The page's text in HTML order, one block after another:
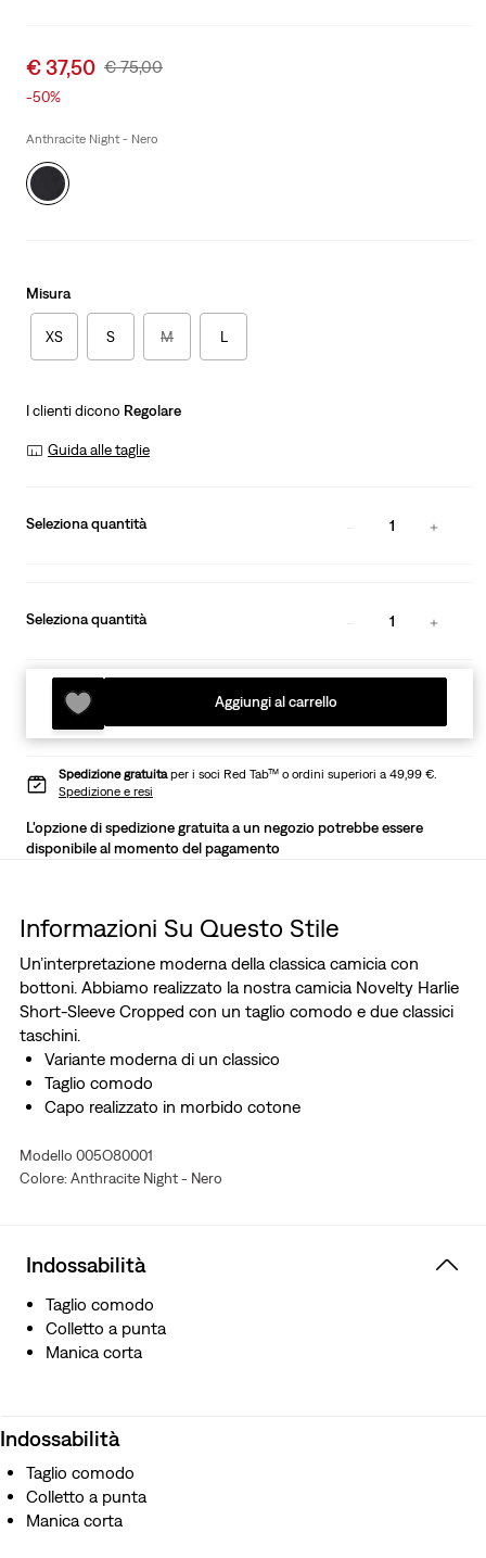
Sale
price
€ 37,50 Original
€ 75,00
-50%
Anthracite Night - Nero
Misura
XS S M L
I clienti dicono Regolare
Guida alle taglie
Seleziona quantità 1
Seleziona quantità 1
Aggiungi al carrello
Spedizione gratuitaper i soci Red Tab™ o ordini superiori a 49,99 €.
Spedizione e resi
L'opzione di spedizione gratuita a un negozio potrebbe essere
disponibile al momento del pagamento
Informazioni Su Questo Stile
Un’interpretazione moderna della classica camicia con
bottoni. Abbiamo realizzato la nostra camicia Novelty Harlie
Short-Sleeve Cropped con un taglio comodo e due classici
taschini.
Variante moderna di un classico
Taglio comodo
Capo realizzato in morbido cotone
Modello 005O80001
Colore: Anthracite Night - Nero
Indossabilità
Taglio comodo
Colletto a punta
Manica corta
Indossabilità
Taglio comodo
Colletto a punta
Manica corta